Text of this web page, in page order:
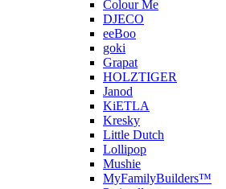
Colour Me
DJECO
eeBoo
goki
Grapat
HOLZTIGER
Janod
KiETLA
Kresky
Little Dutch
Lollipop
Mushie
MyFamilyBuilders™